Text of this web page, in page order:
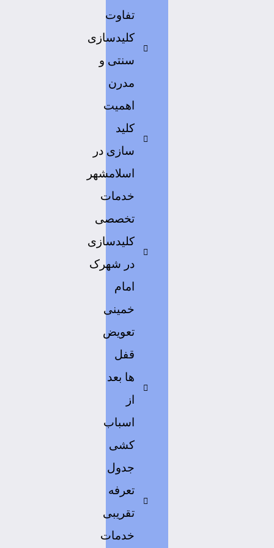
تفاوت
کلیدسازی
سنتی و
مدرن
اهمیت
کلید
سازی در
اسلامشهر
خدمات
تخصصی
کلیدسازی
در شهرک
امام
خمینی
تعویض
قفل
ها بعد
از
اسباب
کشی
جدول
تعرفه
تقریبی
خدمات